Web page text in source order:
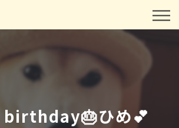
ひめ💕